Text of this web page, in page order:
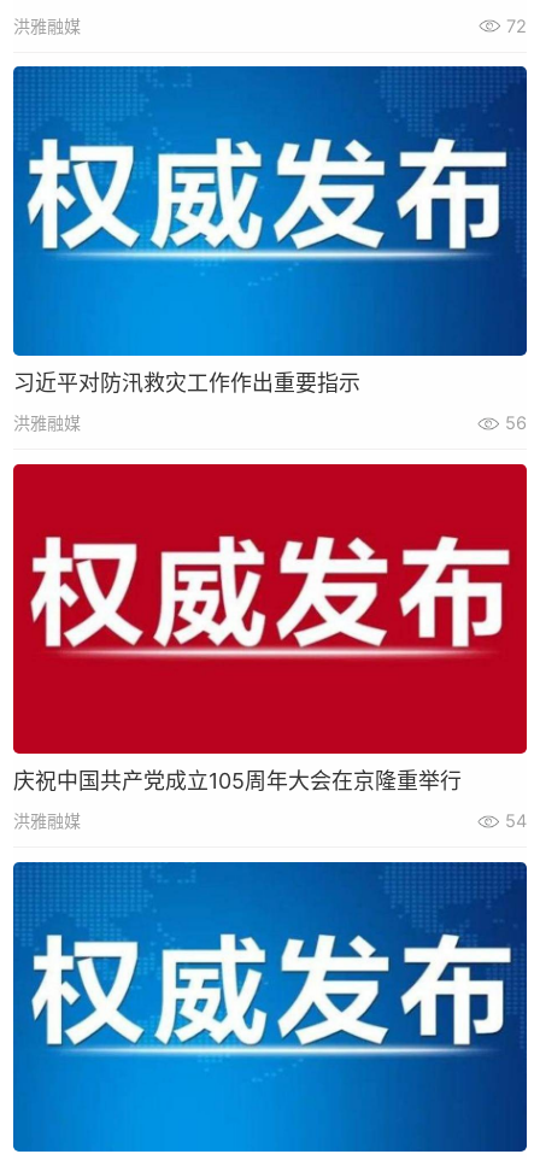
洪雅融媒 72
习近平对防汛救灾工作作出重要指示
洪雅融媒 56
庆祝中国共产党成立105周年大会在京隆重举行
洪雅融媒 54